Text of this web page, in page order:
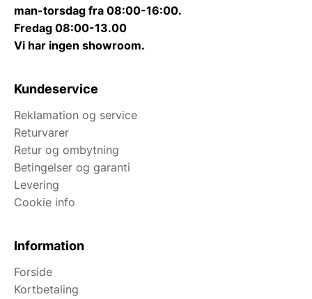
man-torsdag fra 08:00-16:00.
Fredag 08:00-13.00
Vi har ingen showroom.
Kundeservice
Reklamation og service
Returvarer
Retur og ombytning
Betingelser og garanti
Levering
Cookie info
Information
Forside
Kortbetaling